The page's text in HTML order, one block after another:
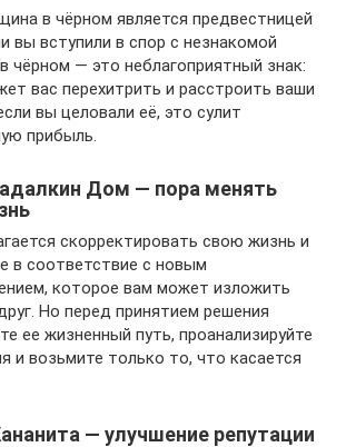
в чёрном является предвестницей
вы вступили в спор с незнакомой
чёрном — это неблагоприятный знак:
вас перехитрить и расстроить ваши
вы целовали её, это сулит
прибыль.
Дом — пора менять
скорректировать свою жизнь и
в соответствие с новым
которое вам может изложить
Но перед принятием решения
ее жизненный путь, проанализируйте
и возьмите только то, что касается
— улучшение репутации